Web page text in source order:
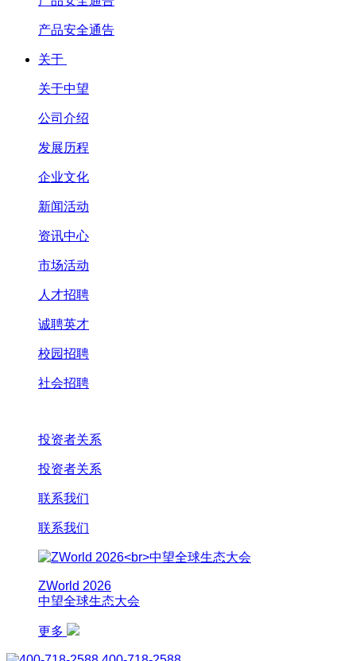
产品安全通告
关于
关于中望
公司介绍
发展历程
企业文化
新闻活动
资讯中心
市场活动
人才招聘
诚聘英才
校园招聘
社会招聘
投资者关系
投资者关系
联系我们
联系我们
ZWorld 2026
中望全球生态大会
更多